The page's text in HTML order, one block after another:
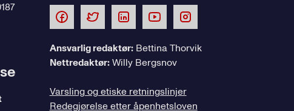
Ansvarlig redaktør:Bettina Thorvik
Nettredaktør:Willy Bergsnov
Varsling og etiske retningslinjer
Redegjørelse etter åpenhetsloven